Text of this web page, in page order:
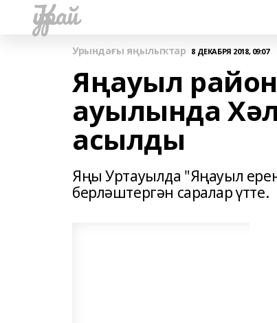
Ҡурай
Урындағы яңылыҡтар 8 ДЕКАБРЯ 2018, 09:07
Яңауыл
ауылында
асылды
Яңы Уртауылда "Яңауыл
берләштергән саралар үтте.